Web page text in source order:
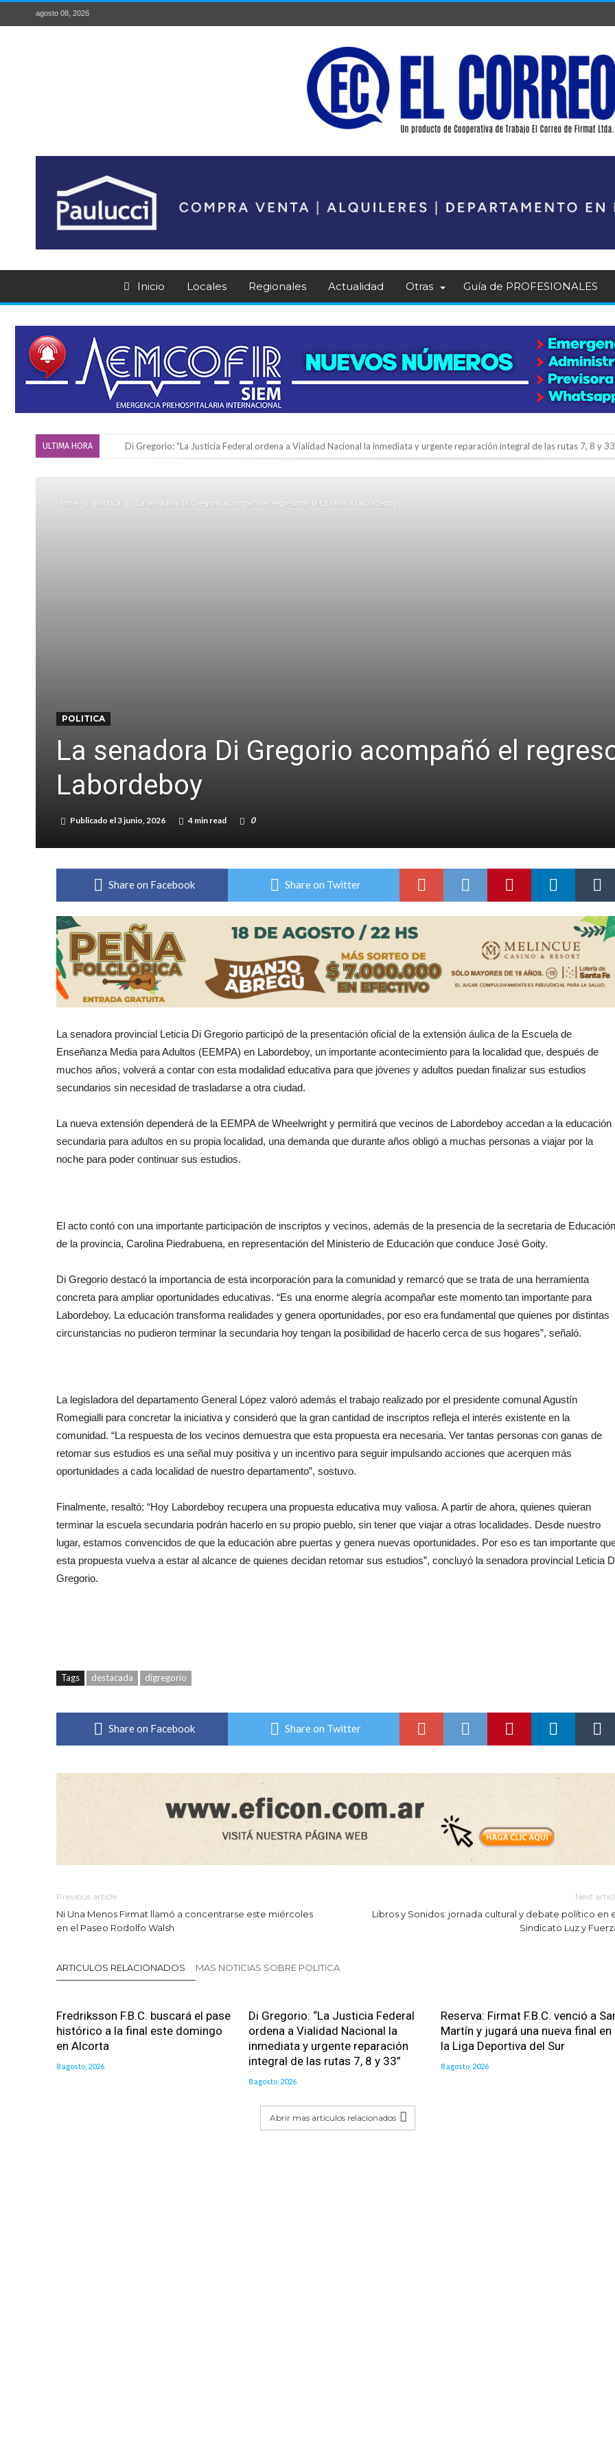
agosto 08, 2026
Inicio Locales Regionales Actualidad Otras Guía de PROFESIONALES
ULTIMA HORA Di Gregorio: “La Justicia Federal ordena a Vialidad Nacional la inmediata y urgente reparación integral de las rutas 7, 8 y
Home Politica La senadora Di Gregorio acompañó el regreso de la EEMPA a Labordeboy
POLITICA
La senadora Di Gregorio acompañó el
Labordeboy
Publicado el3 junio, 2026 4 min read 0
Share on Facebook Share on Twitter
La senadora provincial Leticia Di Gregorio participó de la presentación oficial de la extensión áulica de la Escuela de
Enseñanza Media para Adultos (EEMPA) en Labordeboy, un importante acontecimiento para la localidad que, después de
muchos años, volverá a contar con esta modalidad educativa para que jóvenes y adultos puedan finalizar sus estudios
secundarios sin necesidad de trasladarse a otra ciudad.
La nueva extensión dependerá de la EEMPA de Wheelwright y permitirá que vecinos de Labordeboy accedan a la educación
secundaria para adultos en su propia localidad, una demanda que durante años obligó a muchas personas a viajar por la
noche para poder continuar sus estudios.
El acto contó con una importante participación de inscriptos y vecinos, además de la presencia de la secretaria de Educación
de la provincia, Carolina Piedrabuena, en representación del Ministerio de Educación que conduce José Goity.
Di Gregorio destacó la importancia de esta incorporación para la comunidad y remarcó que se trata de una herramienta
concreta para ampliar oportunidades educativas. “Es una enorme alegría acompañar este momento tan importante para
Labordeboy. La educación transforma realidades y genera oportunidades, por eso era fundamental que quienes por distintas
circunstancias no pudieron terminar la secundaria hoy tengan la posibilidad de hacerlo cerca de sus hogares”, señaló.
La legisladora del departamento General López valoró además el trabajo realizado por el presidente comunal Agustín
Romegialli para concretar la iniciativa y consideró que la gran cantidad de inscriptos refleja el interés existente en la
comunidad. “La respuesta de los vecinos demuestra que esta propuesta era necesaria. Ver tantas personas con ganas de
retomar sus estudios es una señal muy positiva y un incentivo para seguir impulsando acciones que acerquen más
oportunidades a cada localidad de nuestro departamento”, sostuvo.
Finalmente, resaltó: “Hoy Labordeboy recupera una propuesta educativa muy valiosa. A partir de ahora, quienes quieran
terminar la escuela secundaria podrán hacerlo en su propio pueblo, sin tener que viajar a otras localidades. Desde nuestro
lugar, estamos convencidos de que la educación abre puertas y genera nuevas oportunidades. Por eso es tan importante
esta propuesta vuelva a estar al alcance de quienes decidan retomar sus estudios”, concluyó la senadora provincial Leticia
Gregorio.
Tags destacada digregorio
Share on Facebook Share on Twitter
Previous article
Ni Una Menos Firmat llamó a concentrarse este miércoles
en el Paseo Rodolfo Walsh
Next
Libros y Sonidos: jornada cultural y debate político en
Sindicato Luz y
ARTICULOS RELACIONADOS MAS NOTICIAS SOBRE POLITICA
Fredriksson F.B.C. buscará el pase
histórico a la final este domingo
en Alcorta
8 agosto, 2026
Di Gregorio: “La Justicia Federal
ordena a Vialidad Nacional la
inmediata y urgente reparación
integral de las rutas 7, 8 y 33”
8 agosto, 2026
Reserva: Firmat F.B.C. venció a
Martín y jugará una nueva final en
la Liga Deportiva del Sur
8 agosto, 2026
Abrir mas artículos relacionados